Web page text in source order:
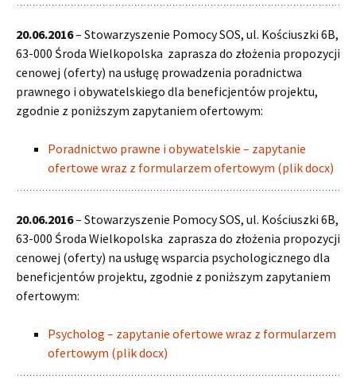
20.06.2016– Stowarzyszenie Pomocy SOS, ul. Kościuszki 6B,
63-000 Środa Wielkopolska zaprasza do złożenia propozycji
cenowej (oferty) na usługę prowadzenia poradnictwa
prawnego i obywatelskiego dla beneficjentów projektu,
zgodnie z poniższym zapytaniem ofertowym:
Poradnictwo prawne i obywatelskie – zapytanie
ofertowe wraz z formularzem ofertowym (plik docx)
20.06.2016– Stowarzyszenie Pomocy SOS, ul. Kościuszki 6B,
63-000 Środa Wielkopolska zaprasza do złożenia propozycji
cenowej (oferty) na usługę wsparcia psychologicznego dla
beneficjentów projektu, zgodnie z poniższym zapytaniem
ofertowym:
Psycholog – zapytanie ofertowe wraz z formularzem
ofertowym (plik docx)